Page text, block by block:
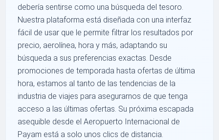
debería sentirse como una búsqueda del tesoro.
Nuestra plataforma está diseñada con una interfaz
fácil de usar que le permite filtrar los resultados por
precio, aerolínea, hora y más, adaptando su
búsqueda a sus preferencias exactas. Desde
promociones de temporada hasta ofertas de última
hora, estamos al tanto de las tendencias de la
industria de viajes para asegurarnos de que tenga
acceso a las últimas ofertas. Su próxima escapada
asequible desde el Aeropuerto Internacional de
Payam está a solo unos clics de distancia.